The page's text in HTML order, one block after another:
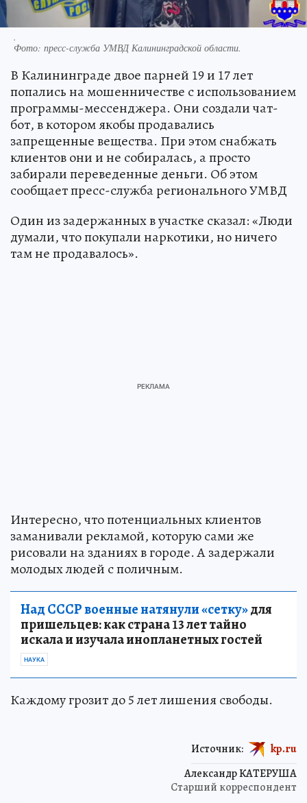
.
Фото: пресс-служба УМВД Калининградской области.
В Калининграде двое парней 19 и 17 лет
попались на мошенничестве с использованием
программы-мессенджера. Они создали чат-
бот, в котором якобы продавались
запрещенные вещества. При этом снабжать
клиентов они и не собиралась, а просто
забирали переведенные деньги. Об этом
сообщает пресс-служба регионального УМВД
Один из задержанных в участке сказал: «Люди
думали, что покупали наркотики, но ничего
там не продавалось».
Интересно, что потенциальных клиентов
заманивали рекламой, которую сами же
рисовали на зданиях в городе. А задержали
молодых людей с поличным.
Над СССР военные натянули «сетку»для
пришельцев: как страна 13 лет тайно
искала и изучала инопланетных гостей
НАУКА
Каждому грозит до 5 лет лишения свободы.
Александр КАТЕРУША
Старший корреспондент
Источник: kp.ru